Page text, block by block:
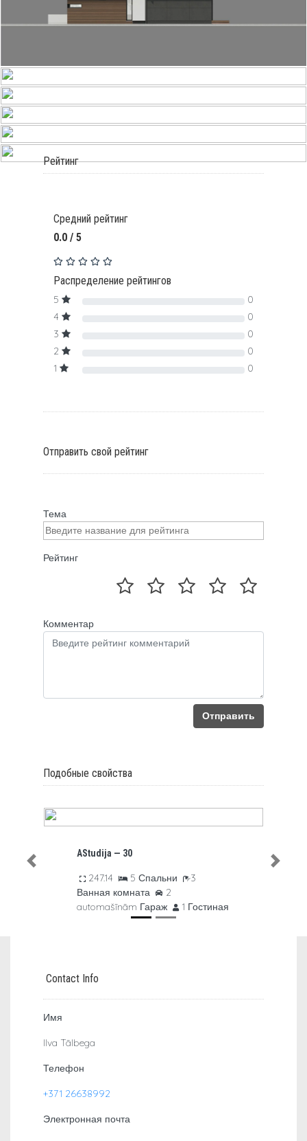
Рейтинг
Средний рейтинг
0.0 / 5
Распределение рейтингов
5
0
4
0
3
0
2
0
1
0
Отправить свой рейтинг
Тема
Рейтинг
Комментар
Отправить
Подобные свойства
AStudija- KG 186
257.69 m2 3 Спальни
Ванная комната
Nav Гараж
1 Гостиная
Previous Next
Contact Info
Имя
Ilva Tālbega
Телефон
+371 26638992
Электронная почта